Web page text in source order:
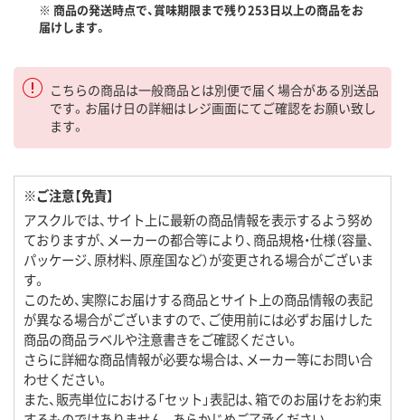
※ 商品の発送時点で、賞味期限まで残り253日以上の商品をお
届けします。
こちらの商品は一般商品とは別便で届く場合がある別送品
です。お届け日の詳細はレジ画面にてご確認をお願い致し
ます。
※ご注意【免責】
アスクルでは、サイト上に最新の商品情報を表示するよう努め
ておりますが、メーカーの都合等により、商品規格・仕様（容量、
パッケージ、原材料、原産国など）が変更される場合がございま
す。
このため、実際にお届けする商品とサイト上の商品情報の表記
が異なる場合がございますので、ご使用前には必ずお届けした
商品の商品ラベルや注意書きをご確認ください。
さらに詳細な商品情報が必要な場合は、メーカー等にお問い合
わせください。
また、販売単位における「セット」表記は、箱でのお届けをお約束